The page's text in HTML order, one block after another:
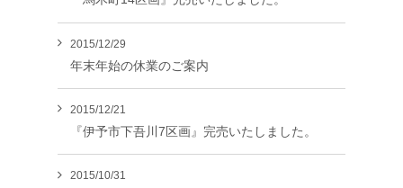
2015/12/29
年末年始の休業のご案内
2015/12/21
『伊予市下吾川7区画』完売いたしました。
2015/10/31